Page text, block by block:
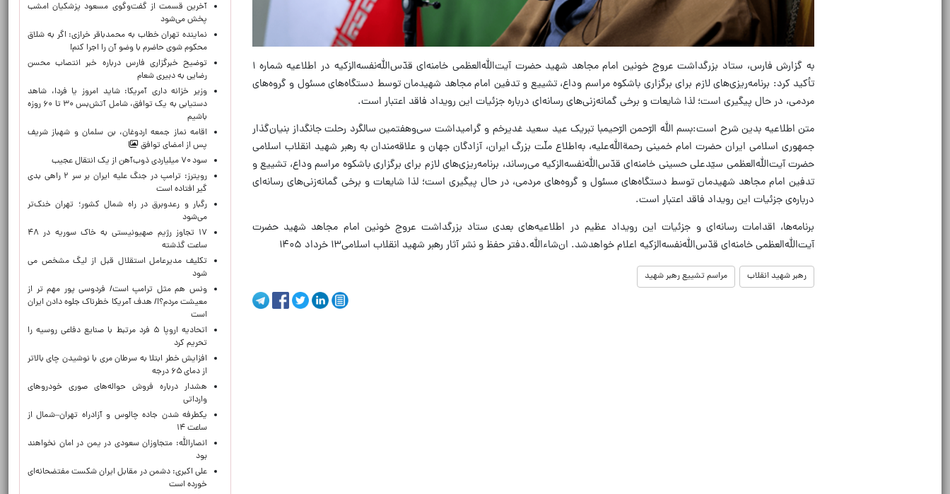
به گزارش فارس، ستاد بزرگداشت عروج خونین امام مجاهد شهید حضرت آیت‌الله‌العظمی خامنه‌ای‌ قدّس‌الله‌نفسه‌الزکیه در اطلاعیه شماره ۱
تأکید کرد: برنامه‌ریزی‌های لازم برای برگزاری باشکوه مراسم وداع، تشییع و تدفین امام مجاهد شهیدمان توسط دستگاه‌های مسئول و گروه‌های
مردمی، در حال پیگیری است؛ لذا شایعات و برخی گمانه‌زنی‌های رسانه‌ای درباره‌ جزئیات این رویداد فاقد اعتبار است.
متن اطلاعیه بدین شرح است:بسم الله الرّحمن الرّحیمبا تبریک عید سعید غدیرخم و گرامیداشت سی‌وهفتمین سالگرد رحلت جانگداز بنیان‌گذار
جمهوری اسلامی ایران حضرت امام خمینی رحمةالله‌علیه، به‌اطلاع ملّت بزرگ ایران، آزادگان جهان و علاقه‌مندان به رهبر شهید انقلاب اسلامی
حضرت آیت‌الله‌العظمی سیّدعلی حسینی خامنه‌ای‌ قدّس‌الله‌نفسه‌الزکیه می‌رساند، برنامه‌ریزی‌های لازم برای برگزاری باشکوه مراسم وداع، تشییع و
تدفین امام مجاهد شهیدمان توسط دستگاه‌های مسئول و گروه‌های مردمی، در حال پیگیری است؛ لذا شایعات و برخی گمانه‌زنی‌های رسانه‌ای
درباره‌ی جزئیات این رویداد فاقد اعتبار است.
برنامه‌ها، اقدامات رسانه‌ای و جزئیات این رویداد عظیم در اطلاعیه‌های بعدی ستاد بزرگداشت عروج خونین امام مجاهد شهید حضرت
آیت‌الله‌العظمی خامنه‌ای‌ قدّس‌الله‌نفسه‌الزکیه اعلام خواهدشد. ان‌شاء‌الله.دفتر حفظ و نشر آثار رهبر شهید انقلاب اسلامی۱۳ خرداد ۱۴۰۵
رهبر شهید انقلاب مراسم تشییع رهبر شهید
آخرین قسمت از گفت‌وگوی مسعود پزشکیان امشب
پخش می‌شود
نماینده تهران خطاب به محمدباقر خرازی: اگر به شلاق
محکوم شوی حاضرم با وضو آن را اجرا کنم!
توضیح خبرگزاری فارس درباره خبر انتصاب محسن
رضایی به دبیری شعام
وزیر خزانه داری آمریکا: شاید امروز یا فردا، شاهد
دستیابی به یک توافق، شامل آتش‌بس ۳۰ تا ۶۰ روزه
باشیم
اقامه نماز جمعه اردوغان، بن ‌سلمان و شهباز شریف
پس از امضای توافق
سود ۷۰ میلیاردی ذوب‌آهن از یک انتقال عجیب
رویترز: ترامپ در جنگ علیه ایران بر سر ۲ راهی بدی
گیر افتاده است
رگبار و رعدوبرق در راه شمال کشور؛ تهران خنک‌تر
می‌شود
۱۷ تجاوز رژیم صهیونیستی به خاک سوریه در ۴۸
ساعت گذشته
تکلیف مدیرعامل استقلال قبل از لیگ مشخص می
شود
ونس هم مثل ترامپ است/ فردوسی پور مهم تر از
معیشت مردم؟!/ هدف آمریکا خطرناک جلوه دادن ایران
است
اتحادیه اروپا ۵ فرد مرتبط با صنایع دفاعی روسیه را
تحریم کرد
افزایش خطر ابتلا به سرطان مری با نوشیدن چای بالاتر
از دمای ۶۵ درجه
هشدار درباره فروش حواله‌های صوری خودروهای
وارداتی
یکطرفه شدن جاده چالوس و آزادراه تهران–شمال از
ساعت ۱۴
انصارالله: متجاوزان سعودی در یمن در امان نخواهند
بود
علی اکبری: دشمن در مقابل ایران شکست مفتضحانه‌ای
خورده است